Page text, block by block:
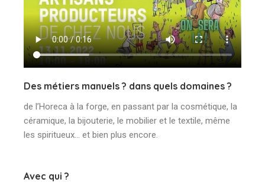
Des métiers manuels ? dans quels domaines ?
de l’Horeca à la forge, en passant par la cosmétique, la
céramique, la bijouterie, le mobilier et le textile, même
les spiritueux… et bien plus encore.
Avec qui ?